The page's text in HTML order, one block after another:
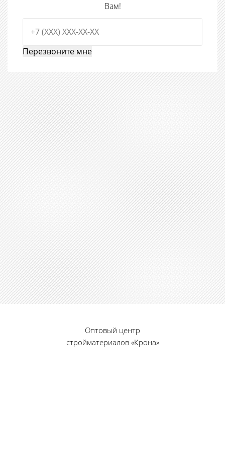
Вам!
Оптовый центр
стройматериалов «Крона»